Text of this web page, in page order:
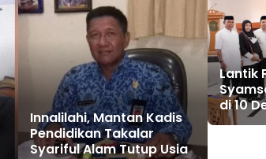
Innalilahi, Mantan Kadis
Pendidikan Takalar
Syariful Alam Tutup Usia
Lantik
di 10 Desa Baru Kawal